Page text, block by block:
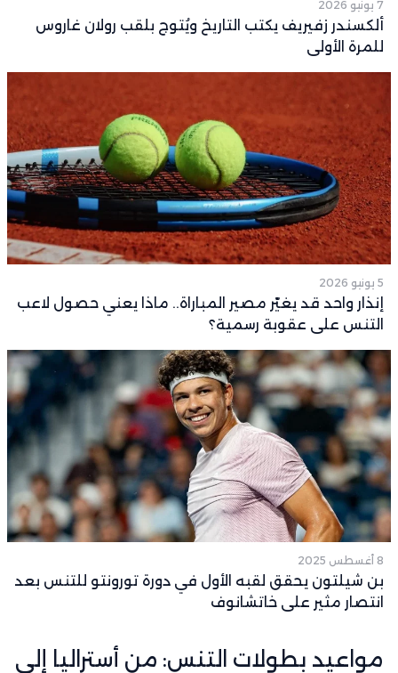
7 يونيو 2026
ألكسندر زفيريف يكتب التاريخ ويُتوج بلقب رولان غاروس
للمرة الأولى
5 يونيو 2026
إنذار واحد قد يغيّر مصير المباراة.. ماذا يعني حصول لاعب
التنس على عقوبة رسمية؟
8 أغسطس 2025
بن شيلتون يحقق لقبه الأول في دورة تورونتو للتنس بعد
انتصار مثير على خاتشانوف
مواعيد بطولات التنس: من أستراليا إلى